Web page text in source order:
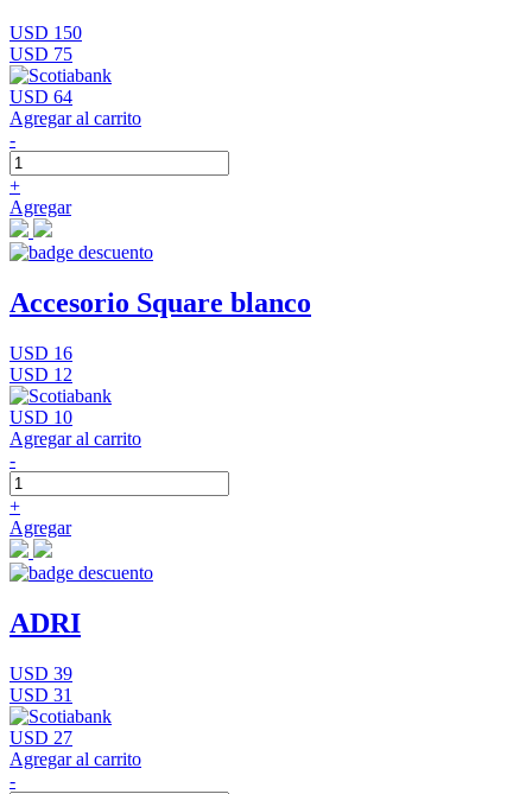
USD 150
USD 75
USD 64
Agregar al carrito
-
+
Agregar
Accesorio Square blanco
USD 16
USD 12
USD 10
Agregar al carrito
-
+
Agregar
ADRI
USD 39
USD 31
USD 27
Agregar al carrito
-